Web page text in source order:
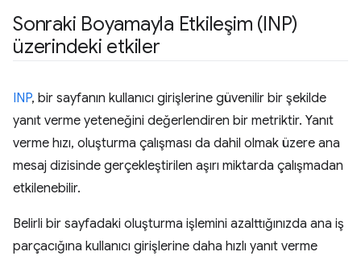
Sonraki Boyamayla Etkileşim (INP)
üzerindeki etkiler
INP, bir sayfanın kullanıcı girişlerine güvenilir bir şekilde
yanıt verme yeteneğini değerlendiren bir metriktir. Yanıt
verme hızı, oluşturma çalışması da dahil olmak üzere ana
mesaj dizisinde gerçekleştirilen aşırı miktarda çalışmadan
etkilenebilir.
Belirli bir sayfadaki oluşturma işlemini azalttığınızda ana iş
parçacığına kullanıcı girişlerine daha hızlı yanıt verme